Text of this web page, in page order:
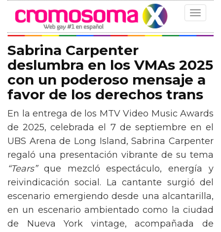
Toggle
Sabrina Carpenter
deslumbra en los VMAs 2025
con un poderoso mensaje a
favor de los derechos trans
En la entrega de los MTV Video Music Awards
de 2025, celebrada el 7 de septiembre en el
UBS Arena de Long Island, Sabrina Carpenter
regaló una presentación vibrante de su tema
“Tears”que mezcló espectáculo, energía y
reivindicación social. La cantante surgió del
escenario emergiendo desde una alcantarilla,
en un escenario ambientado como la ciudad
de Nueva York vintage, acompañada de